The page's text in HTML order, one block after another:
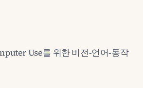
Use를 위한 비전-언어-동작